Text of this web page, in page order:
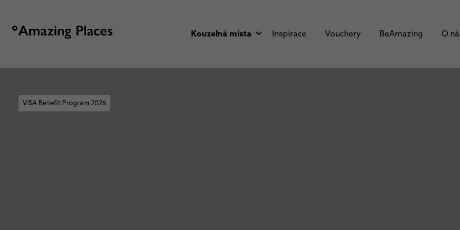
Kouzelná místa Inspirace Vouchery BeAmazing O
VISA Benefit Program 2026